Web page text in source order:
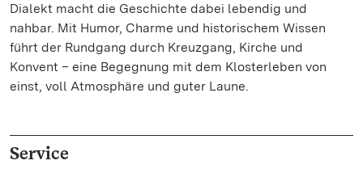
Dialekt macht die Geschichte dabei lebendig und
nahbar. Mit Humor, Charme und historischem Wissen
führt der Rundgang durch Kreuzgang, Kirche und
Konvent – eine Begegnung mit dem Klosterleben von
einst, voll Atmosphäre und guter Laune.
Service